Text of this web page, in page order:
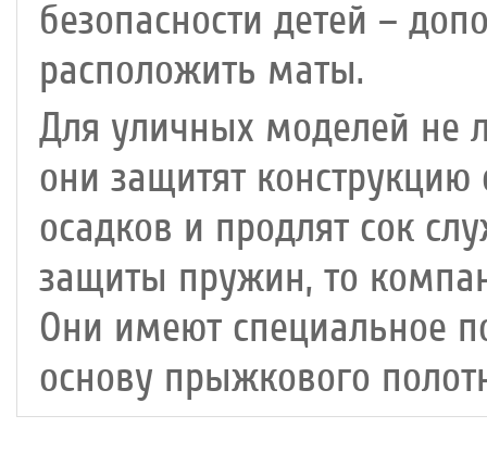
безопасности детей –
расположить маты.
Для уличных моделей не
они защитят
осадков и продлят сок
защиты пружин, то
Они имеют специальное
основу прыжкового